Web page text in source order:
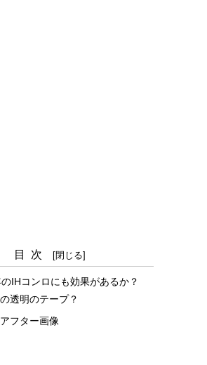
目次
IHコンロにも効果があるか？
透明のテープ？
フター画像